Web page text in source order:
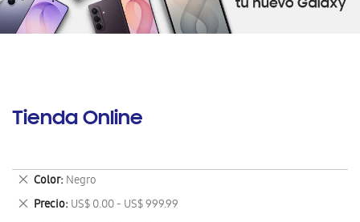
Tienda Online
Color Negro
Eliminar
este
artículo
Precio US$ 0.00 - US$ 999.99
Eliminar